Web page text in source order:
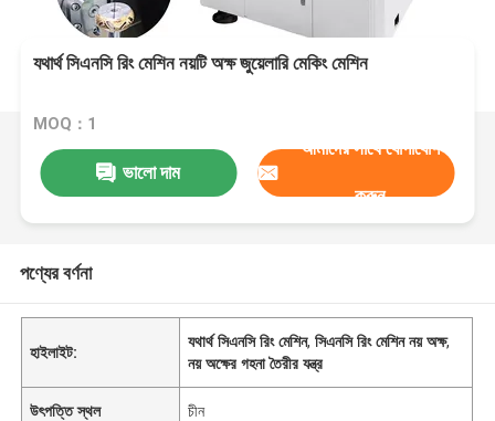
যথার্থ সিএনসি রিং মেশিন নয়টি অক্ষ জুয়েলারি মেকিং মেশিন
MOQ：1
ভালো দাম
আমাদের সাথে যোগাযোগ
করুন
পণ্যের বর্ণনা
হাইলাইট:
যথার্থ সিএনসি রিং মেশিন,সিএনসি রিং মেশিন নয় অক্ষ,
নয় অক্ষের গহনা তৈরীর যন্ত্র
উৎপত্তি স্থল চীন